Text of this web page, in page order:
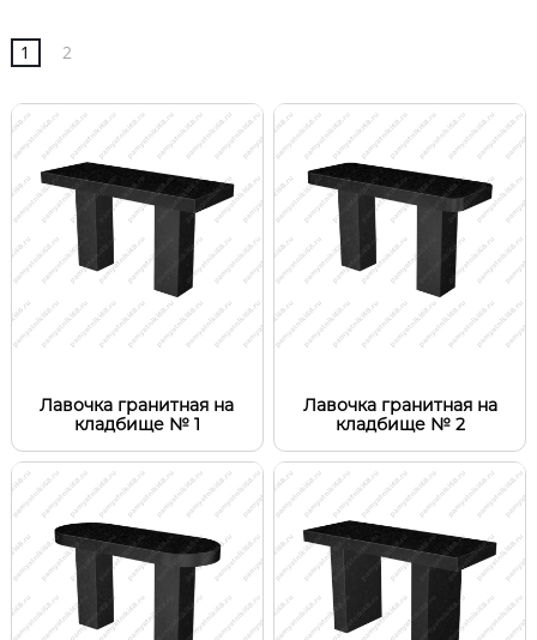
1 2
Лавочка гранитная на
кладбище № 1
Лавочка гранитная на
кладбище № 2